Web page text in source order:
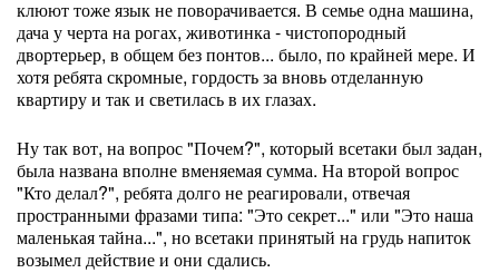
клюют тоже язык не поворачивается. В семье одна машина,
дача у черта на рогах, животинка - чистопородный
двортерьер, в общем без понтов... было, по крайней мере. И
хотя ребята скромные, гордость за вновь отделанную
квартиру и так и светилась в их глазах.
Ну так вот, на вопрос "Почем?", который всетаки был задан,
была названа вполне вменяемая сумма. На второй вопрос
"Кто делал?", ребята долго не реагировали, отвечая
пространными фразами типа: "Это секрет..." или "Это наша
маленькая тайна...", но всетаки принятый на грудь напиток
возымел действие и они сдались.